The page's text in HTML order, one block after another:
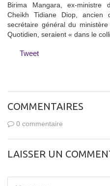
Birima Mangara, ex-
Cheikh Tidiane Diop, ancien
secrétaire général du
Quotidien, seraient « dans le
Tweet
COMMENTAIRES
0 commentaire
LAISSER UN